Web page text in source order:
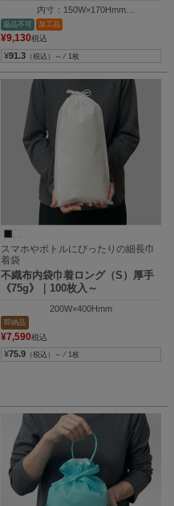
内寸：150W×170Hmm
外寸：150W×250Hmm
返品不可 加工品
¥9,130税込
¥91.3 （税込）～ ⁄ 1枚
スマホやボトルにぴったりの細長巾
着袋
不織布内袋巾着ロング（S）厚手
《75g》｜100枚入～
200W×400Hmm
即納品
¥7,590税込
¥75.9 （税込）～ ⁄ 1枚